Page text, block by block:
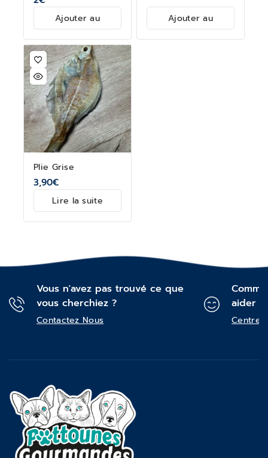
Ajouter au
Ajouter au
Plie Grise
3,90€
Lire la suite
Vous n'avez pas trouvé ce que
vous cherchiez ?
Contactez Nous
aider ?
Centre